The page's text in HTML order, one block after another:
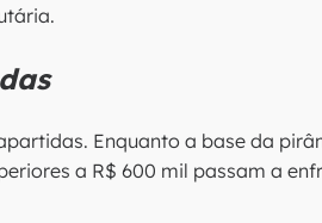
Enquanto a base da
a R$ 600 mil passam a